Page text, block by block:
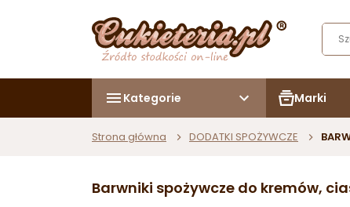
Kategorie Marki
Strona główna DODATKI SPOŻYWCZE
Barwniki spożywcze do kremów,